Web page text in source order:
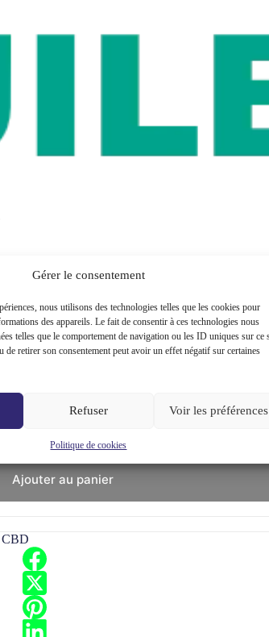
Gérer le consentement
nous utilisons des technologies telles que les cookies pour
des appareils. Le fait de consentir à ces technologies nous
telles que le comportement de navigation ou les ID uniques sur ce
de retirer son consentement peut avoir un effet négatif sur certaines
Refuser Voir les préférences
Politique de cookies
Ajouter au panier
CBD